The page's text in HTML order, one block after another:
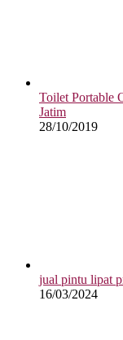
Toilet Portable
Jatim
28/10/2019
jual pintu lipat
16/03/2024